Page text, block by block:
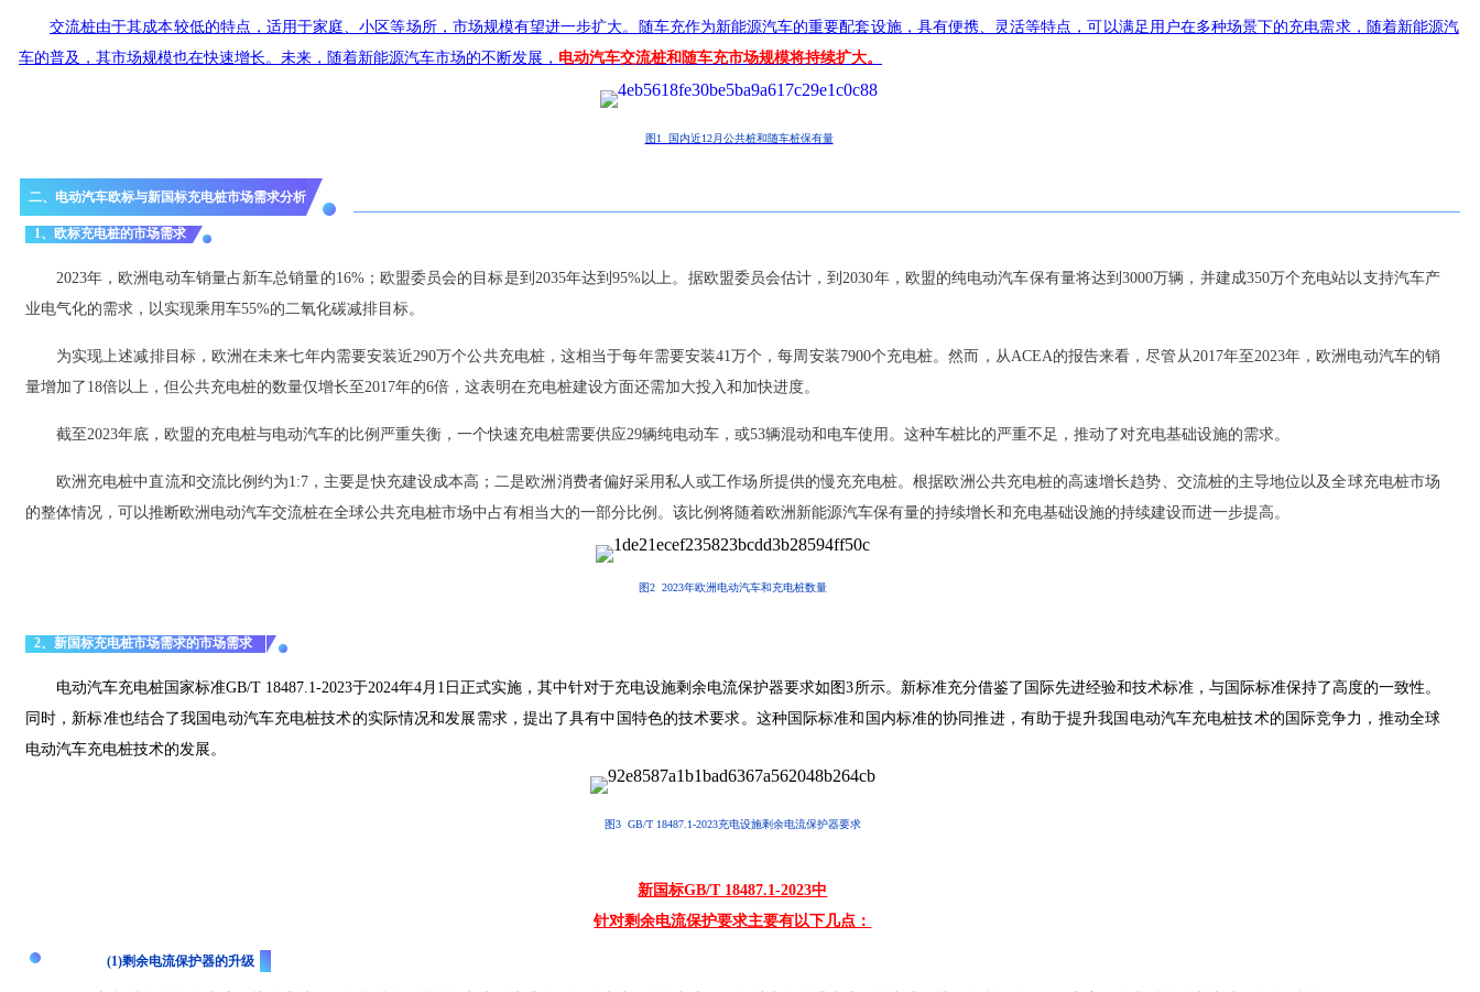
交流桩由于其成本较低的特点，适用于家庭、小区等场所，市场规模有望进一步扩大。随车充作为新能源汽车的重要配套设施，具有便携、灵活等特点，可以满足用户在多种场景下的充电需求，随着新能源汽
车的普及，其市场规模也在快速增长。未来，随着新能源汽车市场的不断发展， 电动汽车交流桩和随车充市场规模将持续扩大。
图1 国内近12月公共桩和随车桩保有量
二、电动汽车欧标与新国标充电桩市场需求分析
1、欧标充电桩的市场需求
2023年，欧洲电动车销量占新车总销量的16%；欧盟委员会的目标是到2035年达到95%以上。据欧盟委员会估计，到2030年，欧盟的纯电动汽车保有量将达到3000万辆，并建成350万个充电站以支持汽车产
业电气化的需求，以实现乘用车55%的二氧化碳减排目标。
为实现上述减排目标，欧洲在未来七年内需要安装近290万个公共充电桩，这相当于每年需要安装41万个，每周安装7900个充电桩。然而，从ACEA的报告来看，尽管从2017年至2023年，欧洲电动汽车的销
量增加了18倍以上，但公共充电桩的数量仅增长至2017年的6倍，这表明在充电桩建设方面还需加大投入和加快进度。
截至2023年底，欧盟的充电桩与电动汽车的比例严重失衡，一个快速充电桩需要供应29辆纯电动车，或53辆混动和电车使用。这种车桩比的严重不足，推动了对充电基础设施的需求。
欧洲充电桩中直流和交流比例约为1:7，主要是快充建设成本高；二是欧洲消费者偏好采用私人或工作场所提供的慢充充电桩。根据欧洲公共充电桩的高速增长趋势、交流桩的主导地位以及全球充电桩市场
的整体情况，可以推断欧洲电动汽车交流桩在全球公共充电桩市场中占有相当大的一部分比例。该比例将随着欧洲新能源汽车保有量的持续增长和充电基础设施的持续建设而进一步提高。
图2 2023年欧洲电动汽车和充电桩数量
2、新国标充电桩市场需求的市场需求
电动汽车充电桩国家标准GB/T 18487.1-2023于2024年4月1日正式实施，其中针对于充电设施剩余电流保护器要求如图3所示。新标准充分借鉴了国际先进经验和技术标准，与国际标准保持了高度的一致性。
同时，新标准也结合了我国电动汽车充电桩技术的实际情况和发展需求，提出了具有中国特色的技术要求。这种国际标准和国内标准的协同推进，有助于提升我国电动汽车充电桩技术的国际竞争力，推动全球
电动汽车充电桩技术的发展。
图3 GB/T 18487.1-2023充电设施剩余电流保护器要求
新国标GB/T 18487.1-2023中
针对剩余电流保护要求主要有以下几点：
(1)剩余电流保护器的升级